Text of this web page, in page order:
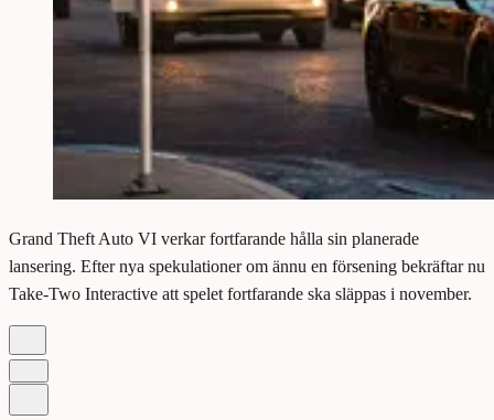
Grand Theft Auto VI verkar fortfarande hålla sin planerade
lansering. Efter nya spekulationer om ännu en försening bekräftar nu
Take-Two Interactive att spelet fortfarande ska släppas i november.